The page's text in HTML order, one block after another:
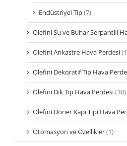
Endüstriyel Tip(7)
Olefini Su ve Buhar Serpantili
Olefini Ankastre Hava Perdesi
Olefini Dekoratif Tip Hava
Olefini Dik Tip Hava Perdesi(30)
Olefini Döner Kapı Tipi Hava
Otomasyon ve Özellikler(1)